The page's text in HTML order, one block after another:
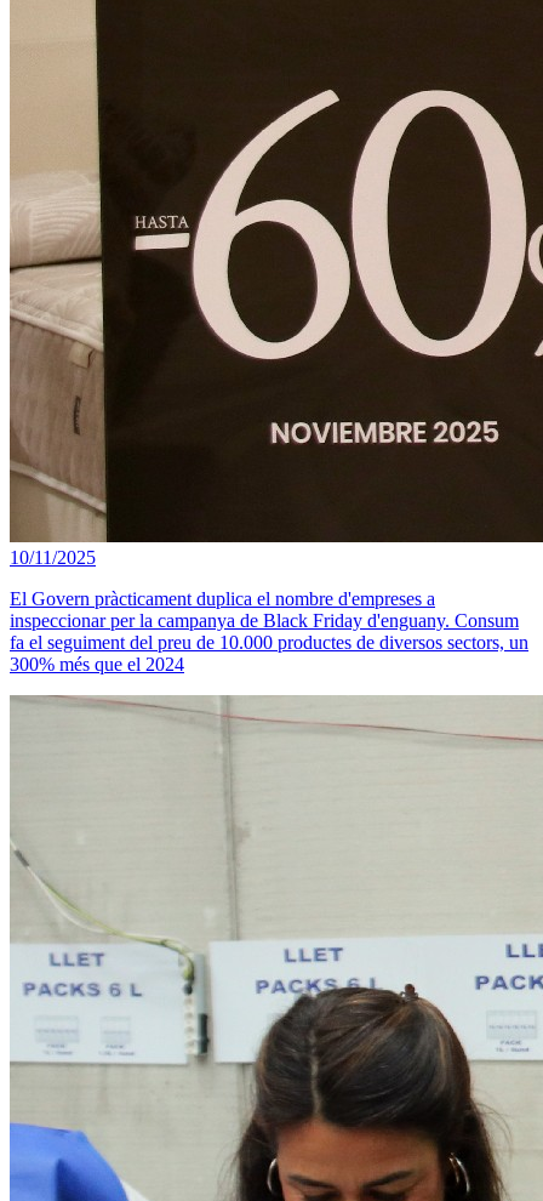
10/11/2025
El Govern pràcticament duplica el nombre d'empreses a
inspeccionar per la campanya de Black Friday d'enguany. Consum
fa el seguiment del preu de 10.000 productes de diversos sectors, un
300% més que el 2024